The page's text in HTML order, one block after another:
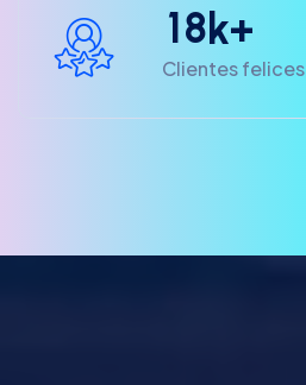
18k+
Clientes felices